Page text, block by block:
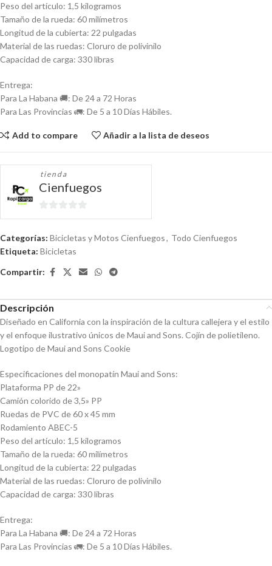
Peso del artículo: 1,5 kilogramos
Tamaño de la rueda: 60 milímetros
Longitud de la cubierta: 22 pulgadas
Material de las ruedas: Cloruro de polivinilo
Capacidad de carga: 330 libras
Entrega:
Para La Habana 🚚: De 24 a 72 Horas
Para Las Provincias 🚛: De 5 a 10 Días Hábiles.
Add to compare Añadir a la lista de deseos
tienda
Cienfuegos
0
Categorías: Bicicletas y Motos Cienfuegos, Todo Cienfuegos
Etiqueta: Bicicletas
Compartir:
Descripción
Diseñado en California con la inspiración de la cultura callejera y el estilo
y el enfoque ilustrativo únicos de Maui and Sons. Cojín de polietileno.
Logotipo de Maui and Sons Cookie
Especificaciones del monopatín Maui and Sons:
Plataforma PP de 22»
Camión colorido de 3,5» PP
Ruedas de PVC de 60 x 45 mm
Rodamiento ABEC-5
Peso del artículo: 1,5 kilogramos
Tamaño de la rueda: 60 milímetros
Longitud de la cubierta: 22 pulgadas
Material de las ruedas: Cloruro de polivinilo
Capacidad de carga: 330 libras
Entrega:
Para La Habana 🚚: De 24 a 72 Horas
Para Las Provincias 🚛: De 5 a 10 Días Hábiles.